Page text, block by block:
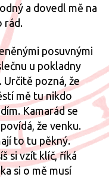
a dovedl mě na
rád.
posuvnými
u pokladny
pozná, že
mě tu nikdo
Kamarád se
že venku.
to tu pěkný.
si vzít klíč, říká
si o mě musí